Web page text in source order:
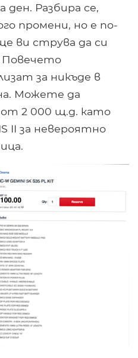
ден. Разбира се,
промени, но е по-
ви струва да си
Повечето
за никъде в
Можете да
2 000 щ.д. като
II за невероятно